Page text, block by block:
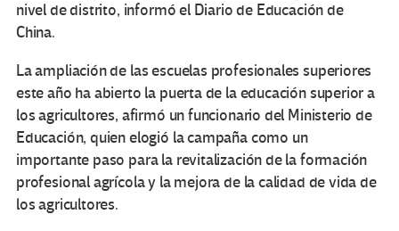
nivel de distrito, informó el Diario de Educación de
China.
La ampliación de las escuelas profesionales superiores
este año ha abierto la puerta de la educación superior a
los agricultores, afirmó un funcionario del Ministerio de
Educación, quien elogió la campaña como un
importante paso para la revitalización de la formación
profesional agrícola y la mejora de la calidad de vida de
los agricultores.